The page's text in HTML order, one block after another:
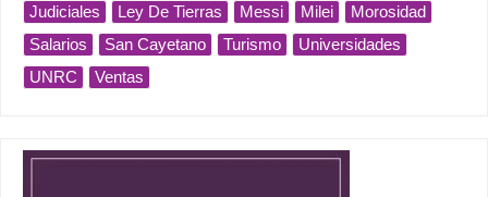
Judiciales
Ley De Tierras Messi Milei
Morosidad
Salarios
San Cayetano Turismo
Universidades
UNRC
Ventas